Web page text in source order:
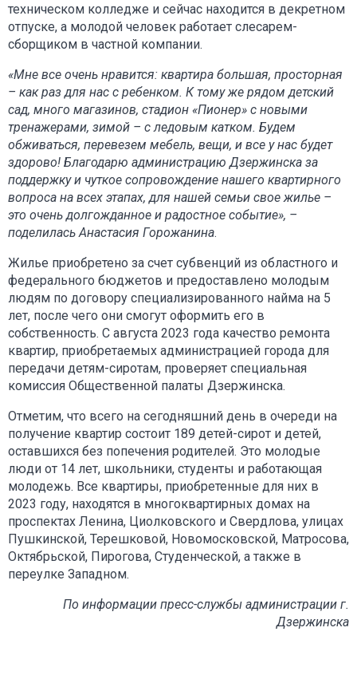
техническом колледже и сейчас находится в декретном
отпуске, а молодой человек работает слесарем-
сборщиком в частной компании.
«Мне все очень нравится: квартира большая, просторная
– как раз для нас с ребенком. К тому же рядом детский
сад, много магазинов, стадион «Пионер» с новыми
тренажерами, зимой – с ледовым катком. Будем
обживаться, перевезем мебель, вещи, и все у нас будет
здорово! Благодарю администрацию Дзержинска за
поддержку и чуткое сопровождение нашего квартирного
вопроса на всех этапах, для нашей семьи свое жилье –
это очень долгожданное и радостное событие», –
поделилась Анастасия Горожанина.
Жилье приобретено за счет субвенций из областного и
федерального бюджетов и предоставлено молодым
людям по договору специализированного найма на 5
лет, после чего они смогут оформить его в
собственность. С августа 2023 года качество ремонта
квартир, приобретаемых администрацией города для
передачи детям-сиротам, проверяет специальная
комиссия Общественной палаты Дзержинска.
Отметим, что всего на сегодняшний день в очереди на
получение квартир состоит 189 детей-сирот и детей,
оставшихся без попечения родителей. Это молодые
люди от 14 лет, школьники, студенты и работающая
молодежь. Все квартиры, приобретенные для них в
2023 году, находятся в многоквартирных домах на
проспектах Ленина, Циолковского и Свердлова, улицах
Пушкинской, Терешковой, Новомосковской, Матросова,
Октябрьской, Пирогова, Студенческой, а также в
переулке Западном.
По информации пресс-службы администрации г.
Дзержинска